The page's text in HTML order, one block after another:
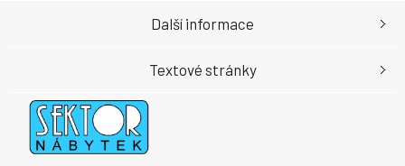
Další informace
Textové stránky